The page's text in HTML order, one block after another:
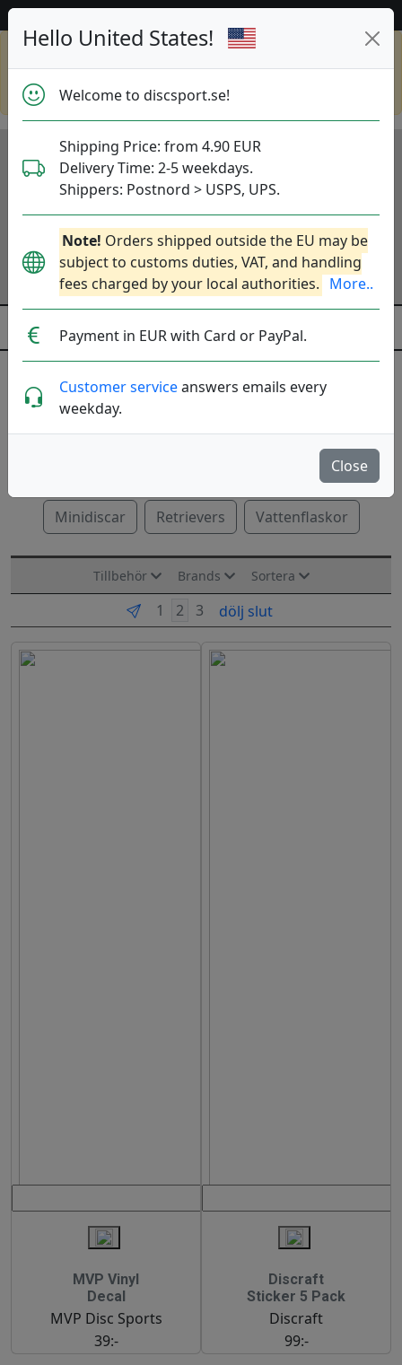
Hello United States!
Welcome to discsport.se!
Shipping Price: from 4.90 EUR
Delivery Time: 2-5 weekdays.
Shippers: Postnord > USPS, UPS.
Note! Orders shipped outside the EU may be
subject to customs duties, VAT, and handling
fees charged by your local authorities. More..
Payment in EUR with Card or PayPal.
Customer serviceanswers emails every
weekday.
Close
go todiscsport.com
Stickers
Handdukar
Minidiscar Retrievers Vattenflaskor
Tillbehör Brands Sortera
dölj slut
MVP Vinyl
Decal
MVP Disc Sports
39:-
Discraft
Sticker 5 Pack
Discraft
99:-